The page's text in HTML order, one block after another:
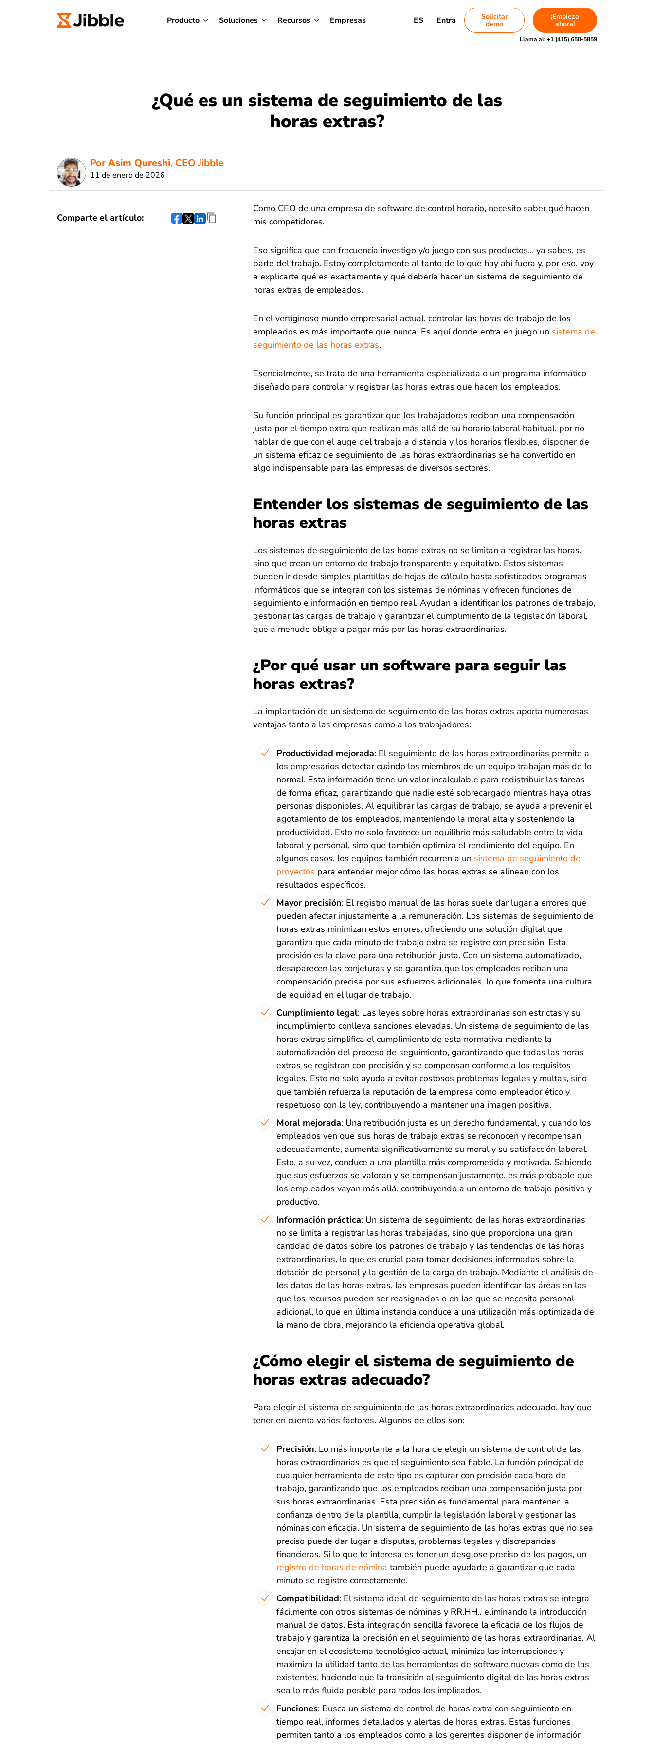
Producto Soluciones Recursos Empresas ES Entra
Solicitar
demo
¡Empieza
ahora!
Llama al:+1 (415) 650-5859
¿Qué es un sistema de seguimiento de las
horas extras?
PorAsim Qureshi, CEO Jibble
11 de enero de 2026
Comparte el artículo:
Como CEO de una empresa de software de control horario, necesito saber qué hacen
mis competidores.
Eso significa que con frecuencia investigo y/o juego con sus productos… ya sabes, es
parte del trabajo. Estoy completamente al tanto de lo que hay ahí fuera y, por eso, voy
a explicarte qué es exactamente y qué debería hacer un sistema de seguimiento de
horas extras de empleados.
En el vertiginoso mundo empresarial actual, controlar las horas de trabajo de los
empleados es más importante que nunca. Es aquí donde entra en juego un sistema de
seguimiento de las horas extras.
Esencialmente, se trata de una herramienta especializada o un programa informático
diseñado para controlar y registrar las horas extras que hacen los empleados.
Su función principal es garantizar que los trabajadores reciban una compensación
justa por el tiempo extra que realizan más allá de su horario laboral habitual, por no
hablar de que con el auge del trabajo a distancia y los horarios flexibles, disponer de
un sistema eficaz de seguimiento de las horas extraordinarias se ha convertido en
algo indispensable para las empresas de diversos sectores.
Entender los sistemas de seguimiento de las
horas extras
Los sistemas de seguimiento de las horas extras no se limitan a registrar las horas,
sino que crean un entorno de trabajo transparente y equitativo. Estos sistemas
pueden ir desde simples plantillas de hojas de cálculo hasta sofisticados programas
informáticos que se integran con los sistemas de nóminas y ofrecen funciones de
seguimiento e información en tiempo real. Ayudan a identificar los patrones de trabajo,
gestionar las cargas de trabajo y garantizar el cumplimiento de la legislación laboral,
que a menudo obliga a pagar más por las horas extraordinarias.
¿Por qué usar un software para seguir las
horas extras?
La implantación de un sistema de seguimiento de las horas extras aporta numerosas
ventajas tanto a las empresas como a los trabajadores:
Productividad mejorada: El seguimiento de las horas extraordinarias permite a
los empresarios detectar cuándo los miembros de un equipo trabajan más de lo
normal. Esta información tiene un valor incalculable para redistribuir las tareas
de forma eficaz, garantizando que nadie esté sobrecargado mientras haya otras
personas disponibles. Al equilibrar las cargas de trabajo, se ayuda a prevenir el
agotamiento de los empleados, manteniendo la moral alta y sosteniendo la
productividad. Esto no solo favorece un equilibrio más saludable entre la vida
laboral y personal, sino que también optimiza el rendimiento del equipo. En
algunos casos, los equipos también recurren a un sistema de seguimiento de
proyectos para entender mejor cómo las horas extras se alinean con los
resultados específicos.
Mayor precisión: El registro manual de las horas suele dar lugar a errores que
pueden afectar injustamente a la remuneración. Los sistemas de seguimiento de
horas extras minimizan estos errores, ofreciendo una solución digital que
garantiza que cada minuto de trabajo extra se registre con precisión. Esta
precisión es la clave para una retribución justa. Con un sistema automatizado,
desaparecen las conjeturas y se garantiza que los empleados reciban una
compensación precisa por sus esfuerzos adicionales, lo que fomenta una cultura
de equidad en el lugar de trabajo.
Cumplimiento legal: Las leyes sobre horas extraordinarias son estrictas y su
incumplimiento conlleva sanciones elevadas. Un sistema de seguimiento de las
horas extras simplifica el cumplimiento de esta normativa mediante la
automatización del proceso de seguimiento, garantizando que todas las horas
extras se registran con precisión y se compensan conforme a los requisitos
legales. Esto no solo ayuda a evitar costosos problemas legales y multas, sino
que también refuerza la reputación de la empresa como empleador ético y
respetuoso con la ley, contribuyendo a mantener una imagen positiva.
Moral mejorada: Una retribución justa es un derecho fundamental, y cuando los
empleados ven que sus horas de trabajo extras se reconocen y recompensan
adecuadamente, aumenta significativamente su moral y su satisfacción laboral.
Esto, a su vez, conduce a una plantilla más comprometida y motivada. Sabiendo
que sus esfuerzos se valoran y se compensan justamente, es más probable que
los empleados vayan más allá, contribuyendo a un entorno de trabajo positivo y
productivo.
Información práctica: Un sistema de seguimiento de las horas extraordinarias
no se limita a registrar las horas trabajadas, sino que proporciona una gran
cantidad de datos sobre los patrones de trabajo y las tendencias de las horas
extraordinarias, lo que es crucial para tomar decisiones informadas sobre la
dotación de personal y la gestión de la carga de trabajo. Mediante el análisis de
los datos de las horas extras, las empresas pueden identificar las áreas en las
que los recursos pueden ser reasignados o en las que se necesita personal
adicional, lo que en última instancia conduce a una utilización más optimizada de
la mano de obra, mejorando la eficiencia operativa global.
¿Cómo elegir el sistema de seguimiento de
horas extras adecuado?
Para elegir el sistema de seguimiento de las horas extraordinarias adecuado, hay que
tener en cuenta varios factores. Algunos de ellos son:
Precisión: Lo más importante a la hora de elegir un sistema de control de las
horas extraordinarias es que el seguimiento sea fiable. La función principal de
cualquier herramienta de este tipo es capturar con precisión cada hora de
trabajo, garantizando que los empleados reciban una compensación justa por
sus horas extraordinarias. Esta precisión es fundamental para mantener la
confianza dentro de la plantilla, cumplir la legislación laboral y gestionar las
nóminas con eficacia. Un sistema de seguimiento de las horas extras que no sea
preciso puede dar lugar a disputas, problemas legales y discrepancias
financieras. Si lo que te interesa es tener un desglose preciso de los pagos, un
registro de horas de nómina también puede ayudarte a garantizar que cada
minuto se registre correctamente.
Compatibilidad: El sistema ideal de seguimiento de las horas extras se integra
fácilmente con otros sistemas de nóminas y RR.HH., eliminando la introducción
manual de datos. Esta integración sencilla favorece la eficacia de los flujos de
trabajo y garantiza la precisión en el seguimiento de las horas extraordinarias. Al
encajar en el ecosistema tecnológico actual, minimiza las interrupciones y
maximiza la utilidad tanto de las herramientas de software nuevas como de las
existentes, haciendo que la transición al seguimiento digital de las horas extras
sea lo más fluida posible para todos los implicados.
Funciones: Busca un sistema de control de horas extra con seguimiento en
tiempo real, informes detallados y alertas de horas extras. Estas funciones
permiten tanto a los empleados como a los gerentes disponer de información